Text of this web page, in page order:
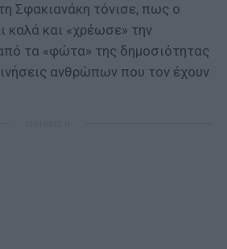
Σφακιανάκη τόνισε, πως ο
καλά και «χρέωσε» την
τα «φώτα» της δημοσιότητας
ανθρώπων που τον έχουν